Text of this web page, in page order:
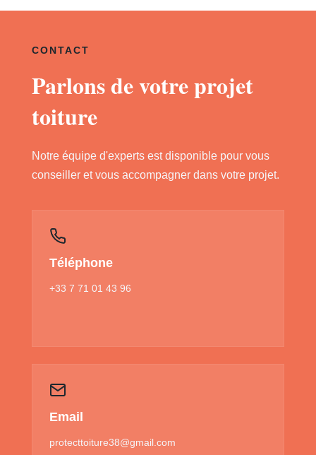
CONTACT
Parlons de votre projet
toiture
Notre équipe d'experts est disponible pour vous
conseiller et vous accompagner dans votre projet.
Téléphone
+33 7 71 01 43 96
Email
protecttoiture38@gmail.com